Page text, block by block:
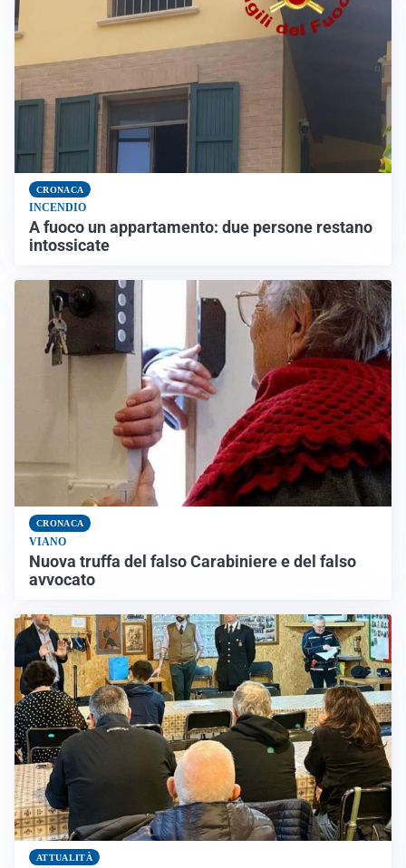
CRONACA
INCENDIO
A fuoco un appartamento: due persone restano
intossicate
CRONACA
VIANO
Nuova truffa del falso Carabiniere e del falso
avvocato
ATTUALITÀ